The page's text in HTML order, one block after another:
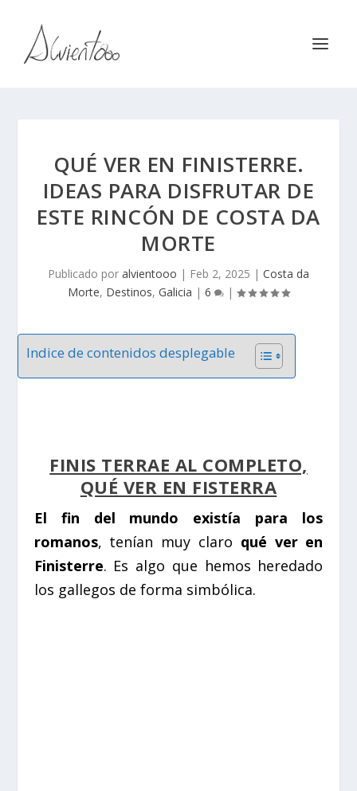
QUÉ VER EN FINISTERRE.
IDEAS PARA DISFRUTAR DE
ESTE RINCÓN DE COSTA DA
MORTE
Publicado por alvientooo | Feb 2, 2025 | Costa da
Morte, Destinos, Galicia | 6 |
Indice de contenidos desplegable
FINIS TERRAE AL COMPLETO,
QUÉ VER EN FISTERRA
El fin del mundo existía para los
romanos, tenían muy claro qué ver en
Finisterre. Es algo que hemos heredado
los gallegos de forma simbólica.